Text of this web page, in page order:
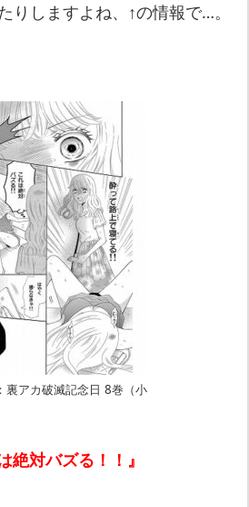
りしますよね、↑の情報で…。
裏アカ破滅記念日 8巻（小
絶対バズる！！』